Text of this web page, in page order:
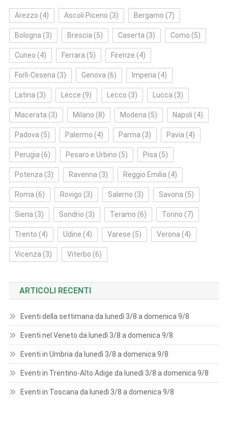
Arezzo (4) Ascoli Piceno (3) Bergamo (7)
Bologna (3) Brescia (5) Caserta (3) Como (5)
Cuneo (4) Ferrara (5) Firenze (4)
Forlì‑Cesena (3) Genova (6) Imperia (4)
Latina (3) Lecce (9) Lecco (3) Lucca (3)
Macerata (3) Milano (8) Modena (5) Napoli (4)
Padova (5) Palermo (4) Parma (3) Pavia (4)
Perugia (6) Pesaro e Urbino (5) Pisa (5)
Potenza (3) Ravenna (3) Reggio Emilia (4)
Roma (6) Rovigo (3) Salerno (3) Savona (5)
Siena (3) Sondrio (3) Teramo (6) Torino (7)
Trento (4) Udine (4) Varese (5) Verona (4)
Vicenza (3) Viterbo (6)
ARTICOLI RECENTI
Eventi della settimana da lunedì 3/8 a domenica 9/8
Eventi nel Veneto da lunedì 3/8 a domenica 9/8
Eventi in Umbria da lunedì 3/8 a domenica 9/8
Eventi in Trentino-Alto Adige da lunedì 3/8 a domenica 9/8
Eventi in Toscana da lunedì 3/8 a domenica 9/8